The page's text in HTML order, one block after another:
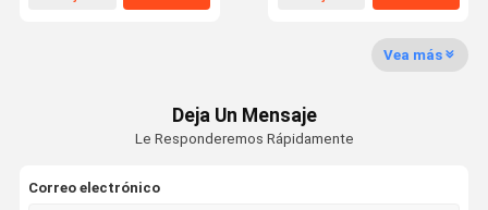
Control De
Éntrenos En
Shopping
Máquina de la terapia de la onda de choque
Máquina de la terapia de Tecar
Máquina de la terapia del magneto
Vea más
Deja Un Mensaje
Le Responderemos Rápidamente
Correo electrónico